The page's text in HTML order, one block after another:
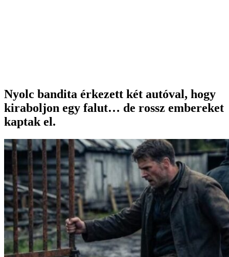
Nyolc bandita érkezett két autóval, hogy
kiraboljon egy falut… de rossz embereket
kaptak el.